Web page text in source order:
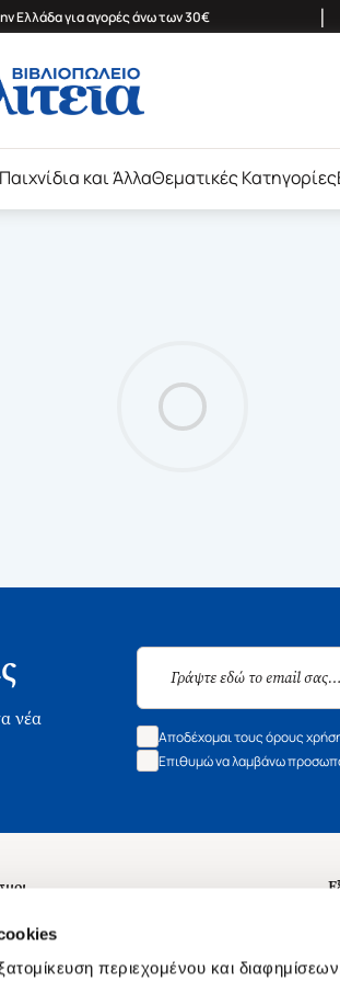
περιεχομένου και
Ελλάδα για αγορές άνω των 30€ |
Παιχνίδια και ΆλλαΘεματικές Κατηγορίες
νέα
Αποδέχομαι τους όρους
Επιθυμώ να λαμβάνω